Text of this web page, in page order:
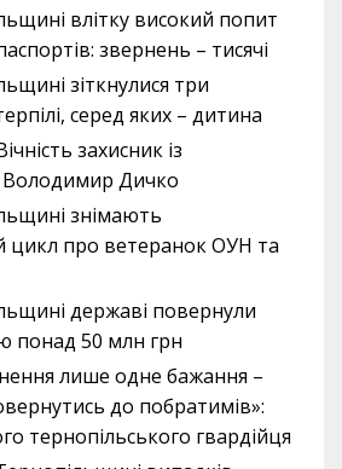
влітку високий попит
звернень – тисячі
зіткнулися три
серед яких – дитина
захисник із
Дичко
знімають
цикл про ветеранок ОУН та
державі повернули
понад 50 млн грн
лише одне бажання –
до побратимів»:
тернопільського гвардійця